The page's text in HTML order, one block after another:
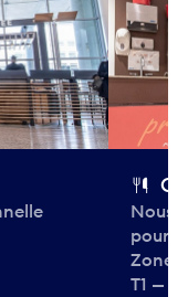
Nous
pour
Zone.
T1 —